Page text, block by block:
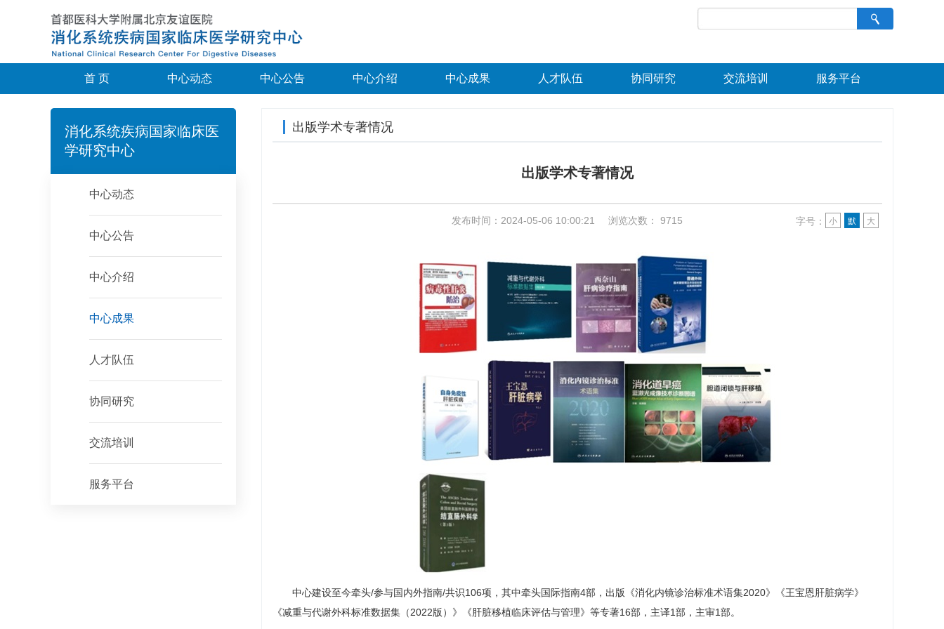
首 页 中心动态 中心公告 中心介绍 中心成果 人才队伍 协同研究 交流培训 服务平台
消化系统疾病国家临床医
学研究中心
中心动态
中心公告
中心介绍
中心成果
人才队伍
协同研究
交流培训
服务平台
出版学术专著情况
出版学术专著情况
发布时间：2024-05-06 10:00:21 浏览次数： 9715 字号： 小 默 大
中心建设至今牵头/参与国内外指南/共识106项，其中牵头国际指南4部，出版《消化内镜诊治标准术语集2020》《王宝恩肝脏病学》
《减重与代谢外科标准数据集（2022版）》《肝脏移植临床评估与管理》等专著16部，主译1部，主审1部。